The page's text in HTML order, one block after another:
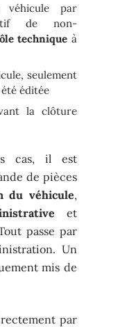
véhicule par
de non-
technique à
seulement
éditée
la clôture
cas, il est
de pièces
du véhicule,
et
passe par
Un
mis de
par